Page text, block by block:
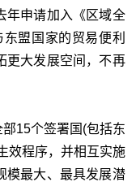
年申请加入《区域全
盟国家的贸易便利
更大发展空间，不再
15个签署国(包括东
效程序，并相互实施
模最大、最具发展潜